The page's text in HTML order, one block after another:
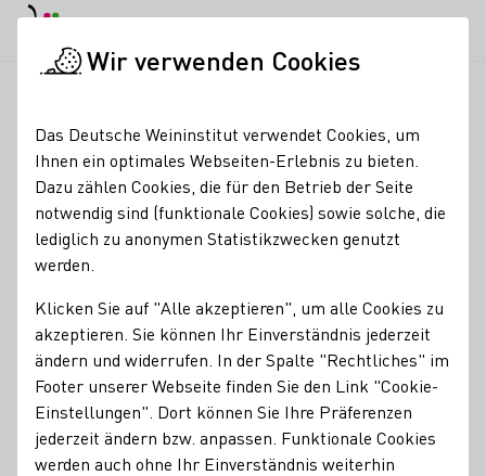
Bar Rix
Kleine, persönliche Weinbar im Herzen von Köln mit über
300 Weinen und feinen Kleinigkeiten wie Käse und Pata
deutsche und französische Weine, aber auch besondere
Flaschen aus Italien, Östereich,
Weinbar/-bistro
Das könnte Sie auch interessieren
Wir verwenden Cookies
Das Deutsche Weininstitut verwendet Cookies, um
Ihnen ein optimales Webseiten-Erlebnis zu bieten.
Dazu zählen Cookies, die für den Betrieb der Seite
notwendig sind (funktionale Cookies) sowie solche, die
lediglich zu anonymen Statistikzwecken genutzt
werden.
Klicken Sie auf "Alle akzeptieren", um alle Cookies zu
akzeptieren. Sie können Ihr Einverständnis jederzeit
ändern und widerrufen. In der Spalte "Rechtliches" im
Footer unserer Webseite finden Sie den Link "Cookie-
Einstellungen". Dort können Sie Ihre Präferenzen
jederzeit ändern bzw. anpassen. Funktionale Cookies
werden auch ohne Ihr Einverständnis weiterhin